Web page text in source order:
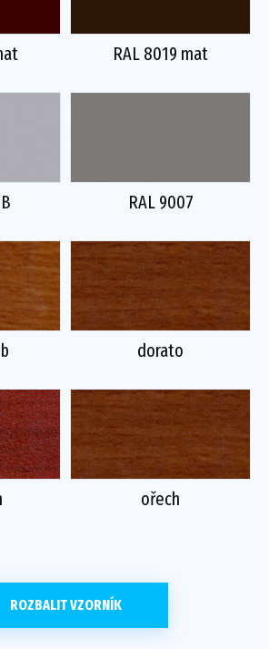
RAL 8019 mat
RAL 9007
dorato
ořech
ROZBALIT VZORNÍK